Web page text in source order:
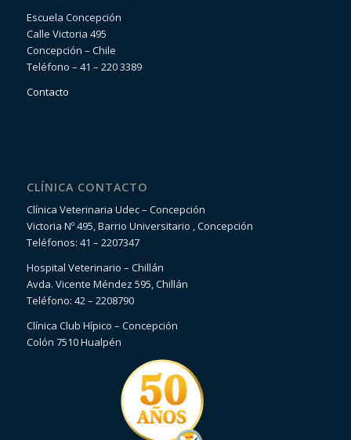
Escuela Concepción
Calle Victoria 495
Concepción – Chile
Teléfono – 41 – 220 3389
Contacto
CLÍNICA CONTACTO
Clínica Veterinaria Udec – Concepción
Victoria Nº 495, Barrio Universitario , Concepción
Teléfonos: 41 – 2207347
Hospital Veterinario – Chillán
Avda. Vicente Méndez 595, Chillán
Teléfono: 42 – 2208790
Clínica Club Hípico – Concepción
Colón 7510 Hualpén